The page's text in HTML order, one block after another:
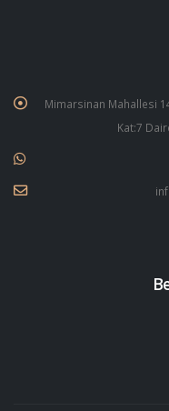
Mimarsinan Mahallesi
Kat:7